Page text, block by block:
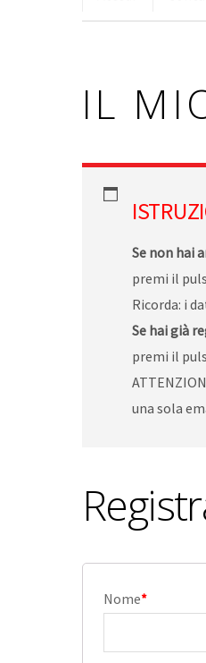
IL
Se non hai
premi il
Ricorda: i
Se hai già
premi il
una sola
Nome*